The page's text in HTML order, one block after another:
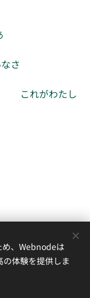
し
め、Webnodeは
体験を提供しま